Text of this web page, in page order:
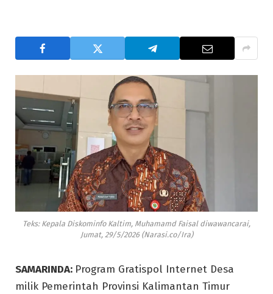
Teks: Kepala Diskominfo Kaltim, Muhamamd Faisal diwawancarai,
Jumat, 29/5/2026 (Narasi.co/Ira)
SAMARINDA: Program Gratispol Internet Desa
milik Pemerintah Provinsi Kalimantan Timur